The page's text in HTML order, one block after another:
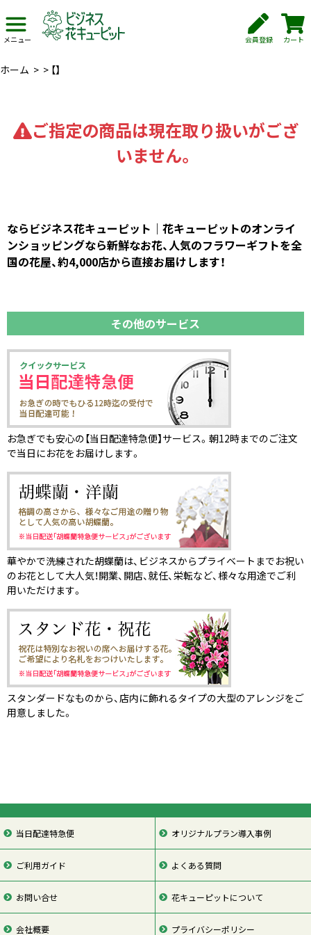
メニュー 会員登録 カート
ホーム > > 【】
ご指定の商品は現在取り扱いがござ
いません。
ならビジネス花キューピット｜花キューピットのオンライ
ンショッピングなら新鮮なお花、人気のフラワーギフトを全
国の花屋、約4,000店から直接お届けします！
その他のサービス
お急ぎでも安心の【当日配達特急便】サービス。朝12時までのご注文
で当日にお花をお届けします。
華やかで洗練された胡蝶蘭は、ビジネスからプライベートまでお祝い
のお花として大人気！開業、開店、就任、栄転など、様々な用途でご利
用いただけます。
スタンダードなものから、店内に飾れるタイプの大型のアレンジをご
用意しました。
当日配達特急便 オリジナルプラン導入事例
ご利用ガイド よくある質問
お問い合せ 花キューピットについて
会社概要 プライバシーポリシー